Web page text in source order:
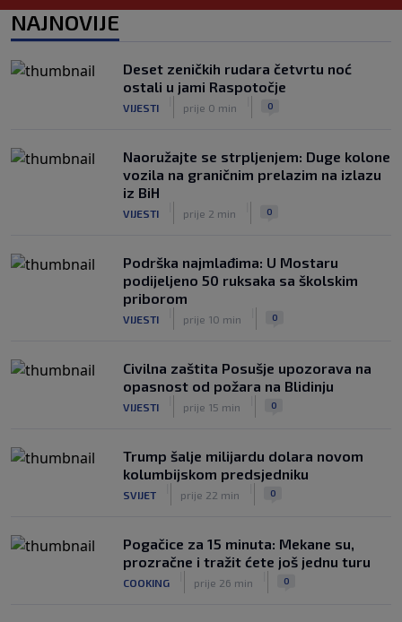
NOGOMET 7. aug.
NOGOMET
|
7. aug.
| 0
NAJNOVIJE
Deset zeničkih rudara četvrtu noć
ostali u jami Raspotočje
VIJESTI prije 0 min 0
Naoružajte se strpljenjem: Duge kolone
vozila na graničnim prelazim na izlazu
iz BiH
VIJESTI prije 2 min 0
Podrška najmlađima: U Mostaru
podijeljeno 50 ruksaka sa školskim
priborom
VIJESTI prije 10 min 0
Civilna zaštita Posušje upozorava na
opasnost od požara na Blidinju
VIJESTI prije 15 min 0
Trump šalje milijardu dolara novom
kolumbijskom predsjedniku
SVIJET prije 22 min 0
Pogačice za 15 minuta: Mekane su,
prozračne i tražit ćete još jednu turu
COOKING prije 26 min 0